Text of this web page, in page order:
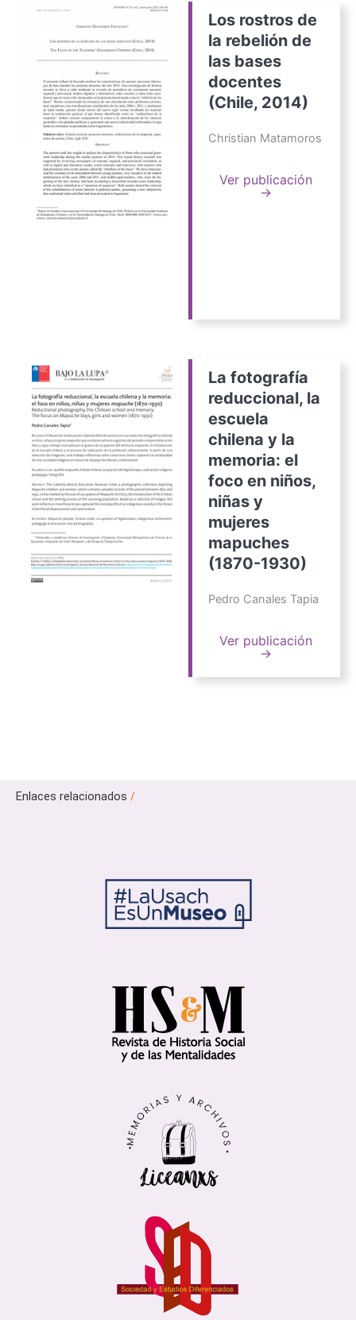
Los rostros de
la rebelión de
las bases
docentes
(Chile, 2014)
Christian Matamoros
Ver publicación
→
La fotografía
reduccional, la
escuela
chilena y la
memoria: el
foco en niños,
niñas y
mujeres
mapuches
(1870-1930)
Pedro Canales Tapia
Ver publicación
→
Enlaces relacionados /